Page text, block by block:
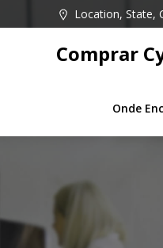
para
Location, State,
Comprar
Onde